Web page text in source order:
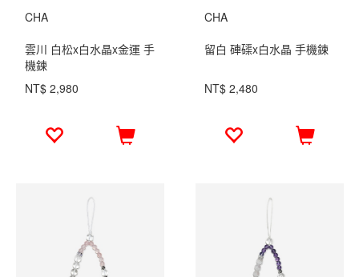
CHA
雲川 白松x白水晶x金運 手
機鍊
NT$ 2,980
CHA
留白 硨磲x白水晶 手機鍊
NT$ 2,480